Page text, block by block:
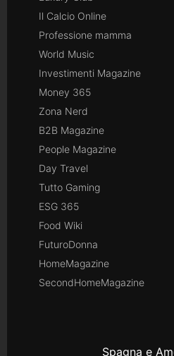
Il Calcio Online
Professione mamma
World Music
Investimenti Magazine
Money 365
Zona Nerd
B2B Magazine
People Magazine
Day Travel
Tutto Gaming
ESG 365
Food Wiki
FuturoDonna
HomeMagazine
SecondHomeMagazine
Spagna e